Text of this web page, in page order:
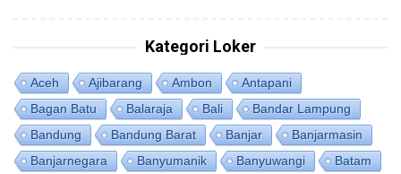
Kategori Loker
Aceh Ajibarang Ambon
Antapani
Bagan Batu
Balaraja Bali
Bandar Lampung
Bandung
Bandung Barat Banjar
Banjarmasin
Banjarnegara
Banyumanik Banyuwangi
Batam